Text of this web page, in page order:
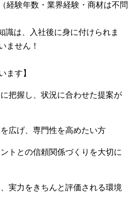
経験年数・業界経験・商材は不問
は、入社後に身に付けられま
ません！
ます】
把握し、状況に合わせた提案が
広げ、専門性を高めたい方
トとの信頼関係づくりを大切に
実力をきちんと評価される環境